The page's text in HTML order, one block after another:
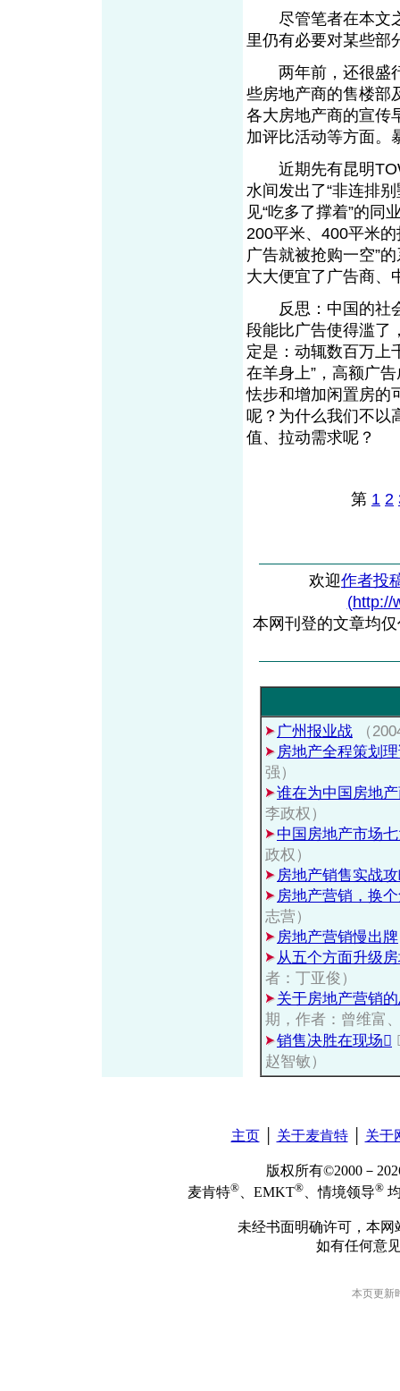
尽管笔者在本文之
里仍有必要对某些部
两年前，还很盛行
些房地产商的售楼部
各大房地产商的宣传
加评比活动等方面。
近期先有昆明
水间发出了“非连排
见“吃多了撑着”的同
200平米、400平米的
广告就被抢购一空”
大大便宜了广告商、
反思：中国的社会
段能比广告使得滥了
定是：动辄数百万上
在羊身上”，高额广
怯步和增加闲置房的
呢？为什么我们不以
值、拉动需求呢？
第 1 2
欢迎作者投
(http://
本网刊登的文章均
广州报业战
（
房地产全程策划
强）
谁在为中国房地
李政权）
中国房地产市场
政权）
房地产销售实战
房地产营销，换
志营）
房地产营销慢出牌
从五个方面升级
者：丁亚俊）
关于房地产营销
期，作者：曾维富
销售决胜在现场
赵智敏）
主页│ 关于麦肯特│ 关于
版权所有©2000－
麦肯特® 、EMKT® 、情境领导®
未经书面明确许可，本
如有任何意
本页更新